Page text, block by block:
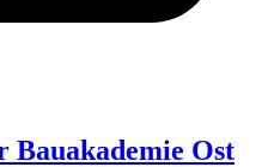
Bauakademie Ost